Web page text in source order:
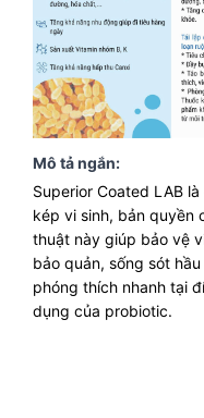
Mô tả ngắn:
Superior Coated LAB
kép vi sinh, bản quyền
thuật này giúp bảo vệ
bảo quản, sống sót
phóng thích nhanh tại
dụng của probiotic.